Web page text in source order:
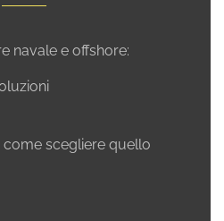
navale e offshore:
scegliere quello